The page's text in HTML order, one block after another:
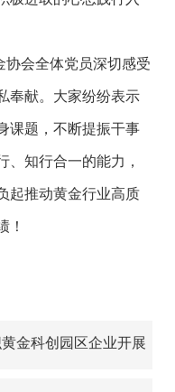
会全体党员深切感受
奉献。大家纷纷表示
课题，不断提振干事
、知行合一的能力，
起推动黄金行业高质
！
金科创园区企业开展